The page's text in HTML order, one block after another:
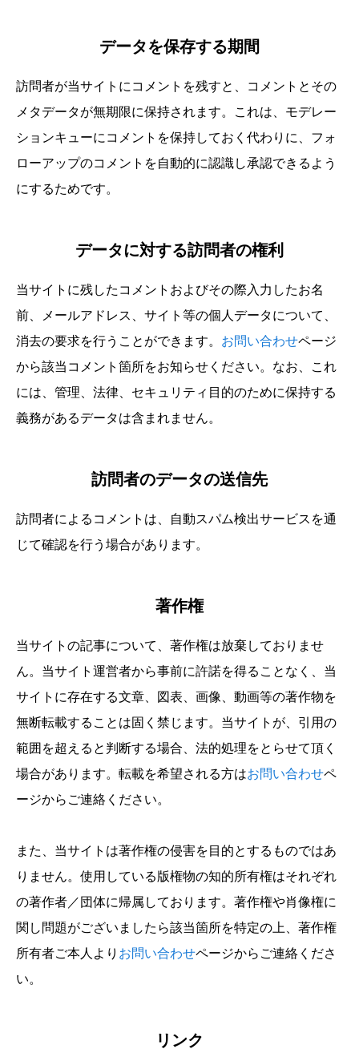
データを保存する期間
訪問者が当サイトにコメントを残すと、コメントとその
メタデータが無期限に保持されます。これは、モデレー
ションキューにコメントを保持しておく代わりに、フォ
ローアップのコメントを自動的に認識し承認できるよう
にするためです。
データに対する訪問者の権利
当サイトに残したコメントおよびその際入力したお名
前、メールアドレス、サイト等の個人データについて、
消去の要求を行うことができます。 お問い合わせページ
から該当コメント箇所をお知らせください。なお、これ
には、管理、法律、セキュリティ目的のために保持する
義務があるデータは含まれません。
訪問者のデータの送信先
訪問者によるコメントは、自動スパム検出サービスを通
じて確認を行う場合があります。
著作権
当サイトの記事について、著作権は放棄しておりませ
ん。当サイト運営者から事前に許諾を得ることなく、当
サイトに存在する文章、図表、画像、動画等の著作物を
無断転載することは固く禁じます。当サイトが、引用の
範囲を超えると判断する場合、法的処理をとらせて頂く
場合があります。転載を希望される方はお問い合わせペ
ージからご連絡ください。
また、当サイトは著作権の侵害を目的とするものではあ
りません。使用している版権物の知的所有権はそれぞれ
の著作者／団体に帰属しております。著作権や肖像権に
関し問題がございましたら該当箇所を特定の上、著作権
所有者ご本人より お問い合わせページからご連絡くださ
い。
リンク